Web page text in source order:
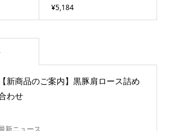
¥5,184
【新商品のご案内】黒豚肩ロース詰め
わせ